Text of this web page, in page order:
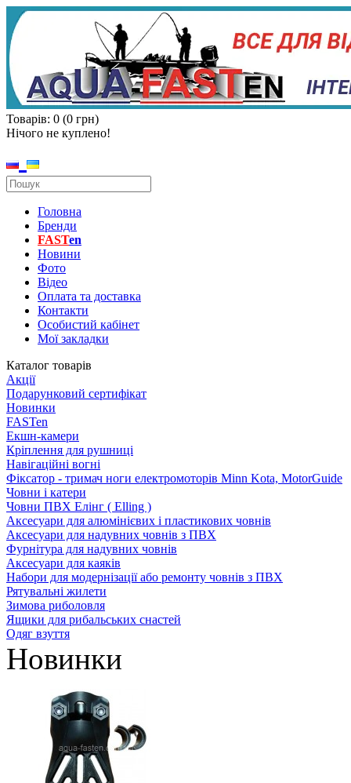
Товарів: 0 (0 грн)
Нічого не куплено!
Головна
Бренди
FASTen
Новини
Фото
Відео
Оплата та доставка
Контакти
Особистий кабінет
Мої закладки
Каталог товарів
Акції
Подарунковий сертифікат
Новинки
FASTen
Екшн-камери
Кріплення для рушниці
Навігаційні вогні
Фіксатор - тримач ноги електромоторів Minn Kota, MotorGuide
Човни і катери
Човни ПВХ Елінг ( Elling )
Аксесуари для алюмінієвих і пластикових човнів
Аксесуари для надувних човнів з ПВХ
Фурнітура для надувних човнів
Аксесуари для каяків
Набори для модернізації або ремонту човнів з ПВХ
Рятувальні жилети
Зимова риболовля
Ящики для рибальських снастей
Одяг взуття
Новинки